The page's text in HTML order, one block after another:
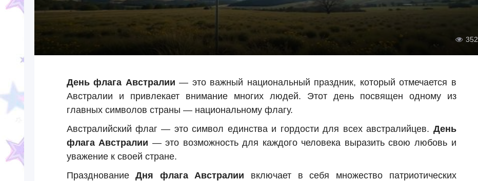
352
День флага Австралии — это важный национальный праздник, который отмечается в
Австралии и привлекает внимание многих людей. Этот день посвящен одному из
главных символов страны — национальному флагу.
Австралийский флаг — это символ единства и гордости для всех австралийцев. День
флага Австралии — это возможность для каждого человека выразить свою любовь и
уважение к своей стране.
ПразднованиеДня флага Австралии включает в себя множество патриотических